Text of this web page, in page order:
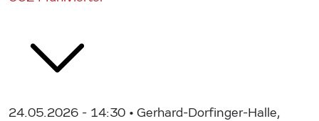
24.05.2026 - 14:30 • Gerhard-Dorfinger-Halle,